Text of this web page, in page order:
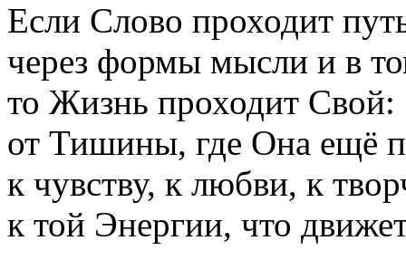
Если Слово проходит
через формы мысли и в
то Жизнь проходит Свой:
от Тишины, где Она ещё
к чувству, к любви, к
к той Энергии, что